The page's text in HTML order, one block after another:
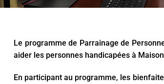
Le programme de Parrainage de
aider les personnes handicapées à
En participant au programme, les